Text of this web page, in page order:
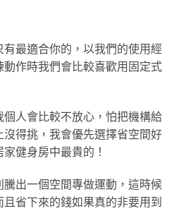
最適合你的，以我們的使用經
作時我們會比較喜歡用固定式
人會比較不放心，怕把機構給
得挑，我會優先選擇省空間好
健身房中最貴的！
出一個空間專做運動，這時候
省下來的錢如果真的非要用到